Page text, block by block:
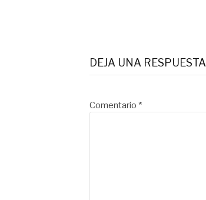
DEJA UNA RESPUESTA
Comentario *